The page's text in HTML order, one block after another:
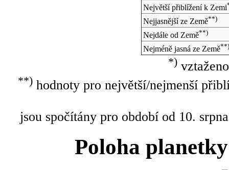
Největší přiblížení k Zemi
Nejjasnější ze Země**)
Nejdále od Země**)
Nejméně jasná ze Země**)
*)
**)hodnoty pro největší/nejmenší
jsou spočítány pro období od 10.
Poloha